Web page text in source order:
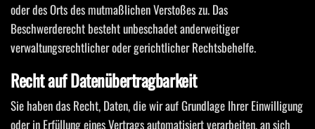
oder des Orts des mutmaßlichen Verstoßes zu. Das
Beschwerderecht besteht unbeschadet anderweitiger
verwaltungsrechtlicher oder gerichtlicher Rechtsbehelfe.
Recht auf Daten­übertrag­barkeit
Sie haben das Recht, Daten, die wir auf Grundlage Ihrer Einwilligung
oder in Erfüllung eines Vertrags automatisiert verarbeiten, an sich